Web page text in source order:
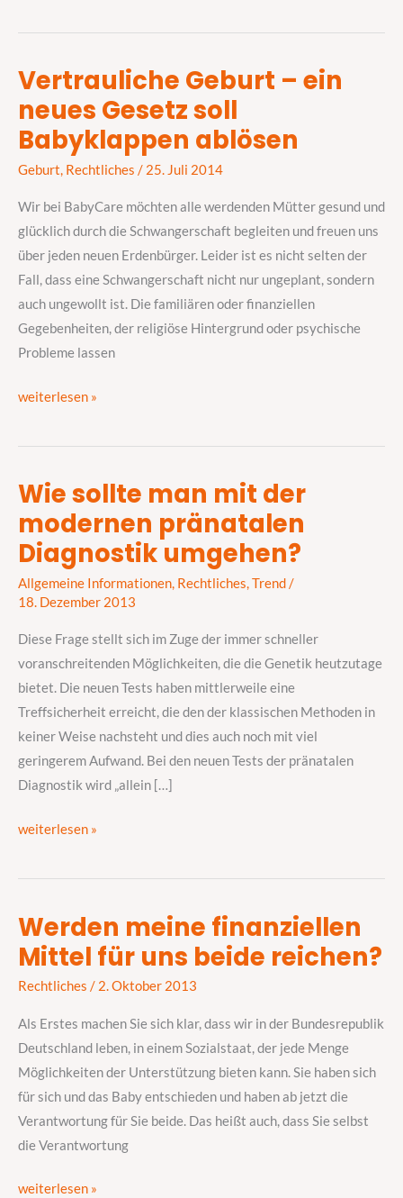
Vertrauliche Geburt – ein
neues Gesetz soll
Babyklappen ablösen
Geburt, Rechtliches / 25. Juli 2014
Wir bei BabyCare möchten alle werdenden Mütter gesund und
glücklich durch die Schwangerschaft begleiten und freuen uns
über jeden neuen Erdenbürger. Leider ist es nicht selten der
Fall, dass eine Schwangerschaft nicht nur ungeplant, sondern
auch ungewollt ist. Die familiären oder finanziellen
Gegebenheiten, der religiöse Hintergrund oder psychische
Probleme lassen
Vertrauliche
Geburt
ein
neues
Gesetz
soll
Babyklappen
ablösen
weiterlesen »
Wie sollte man mit der
modernen pränatalen
Diagnostik umgehen?
Allgemeine Informationen, Rechtliches,Trend/
18. Dezember 2013
Diese Frage stellt sich im Zuge der immer schneller
voranschreitenden Möglichkeiten, die die Genetik heutzutage
bietet. Die neuen Tests haben mittlerweile eine
Treffsicherheit erreicht, die den der klassischen Methoden in
keiner Weise nachsteht und dies auch noch mit viel
geringerem Aufwand. Bei den neuen Tests der pränatalen
Diagnostik wird „allein […]
Wie
sollte
man
mit
der
modernen
pränatalen
Diagnostik
umgehen?
weiterlesen »
Werden meine finanziellen
Mittel für uns beide reichen?
Rechtliches / 2. Oktober 2013
Als Erstes machen Sie sich klar, dass wir in der Bundesrepublik
Deutschland leben, in einem Sozialstaat, der jede Menge
Möglichkeiten der Unterstützung bieten kann. Sie haben sich
für sich und das Baby entschieden und haben ab jetzt die
Verantwortung für Sie beide. Das heißt auch, dass Sie selbst
die Verantwortung
Werden
meine
für
uns
beide
reichen?
weiterlesen »